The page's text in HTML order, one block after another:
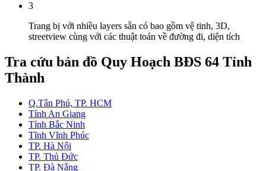
3
Trang bị với nhiều layers sẵn có bao gồm vệ tinh, 3D,
streetview cùng với các thuật toán về đường đi, diện tích
Tra cứu bản đồ Quy Hoạch BĐS 64 Tỉnh
Thành
Q.Tân Phú, TP. HCM
Tỉnh An Giang
Tỉnh Bắc Ninh
Tĩnh Vĩnh Phúc
TP. Hà Nội
TP. Thủ Đức
TP. Đà Nẵng